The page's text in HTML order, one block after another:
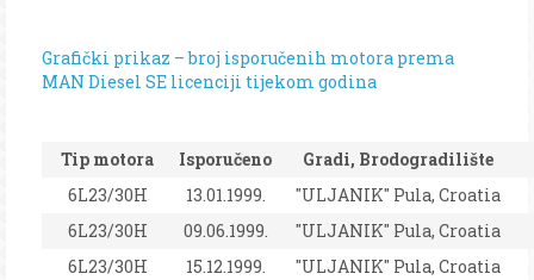
Grafički prikaz – broj isporučenih motora prema
MAN Diesel SE licenciji tijekom godina
Tip motora Isporučeno
Gradi, Brodogradilište
6L23/30H
13.01.1999.
"ULJANIK" Pula, Croatia
6L23/30H
09.06.1999.
"ULJANIK" Pula, Croatia
6L23/30H
15.12.1999.
"ULJANIK" Pula, Croatia